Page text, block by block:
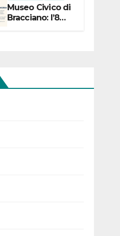
Museo Civico di
Bracciano: l’8